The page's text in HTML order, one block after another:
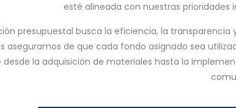
esté alineada con nuestras prioridades
presupuestal busca la eficiencia, la
aseguramos de que cada fondo asignado sea
desde la adquisición de materiales hasta la